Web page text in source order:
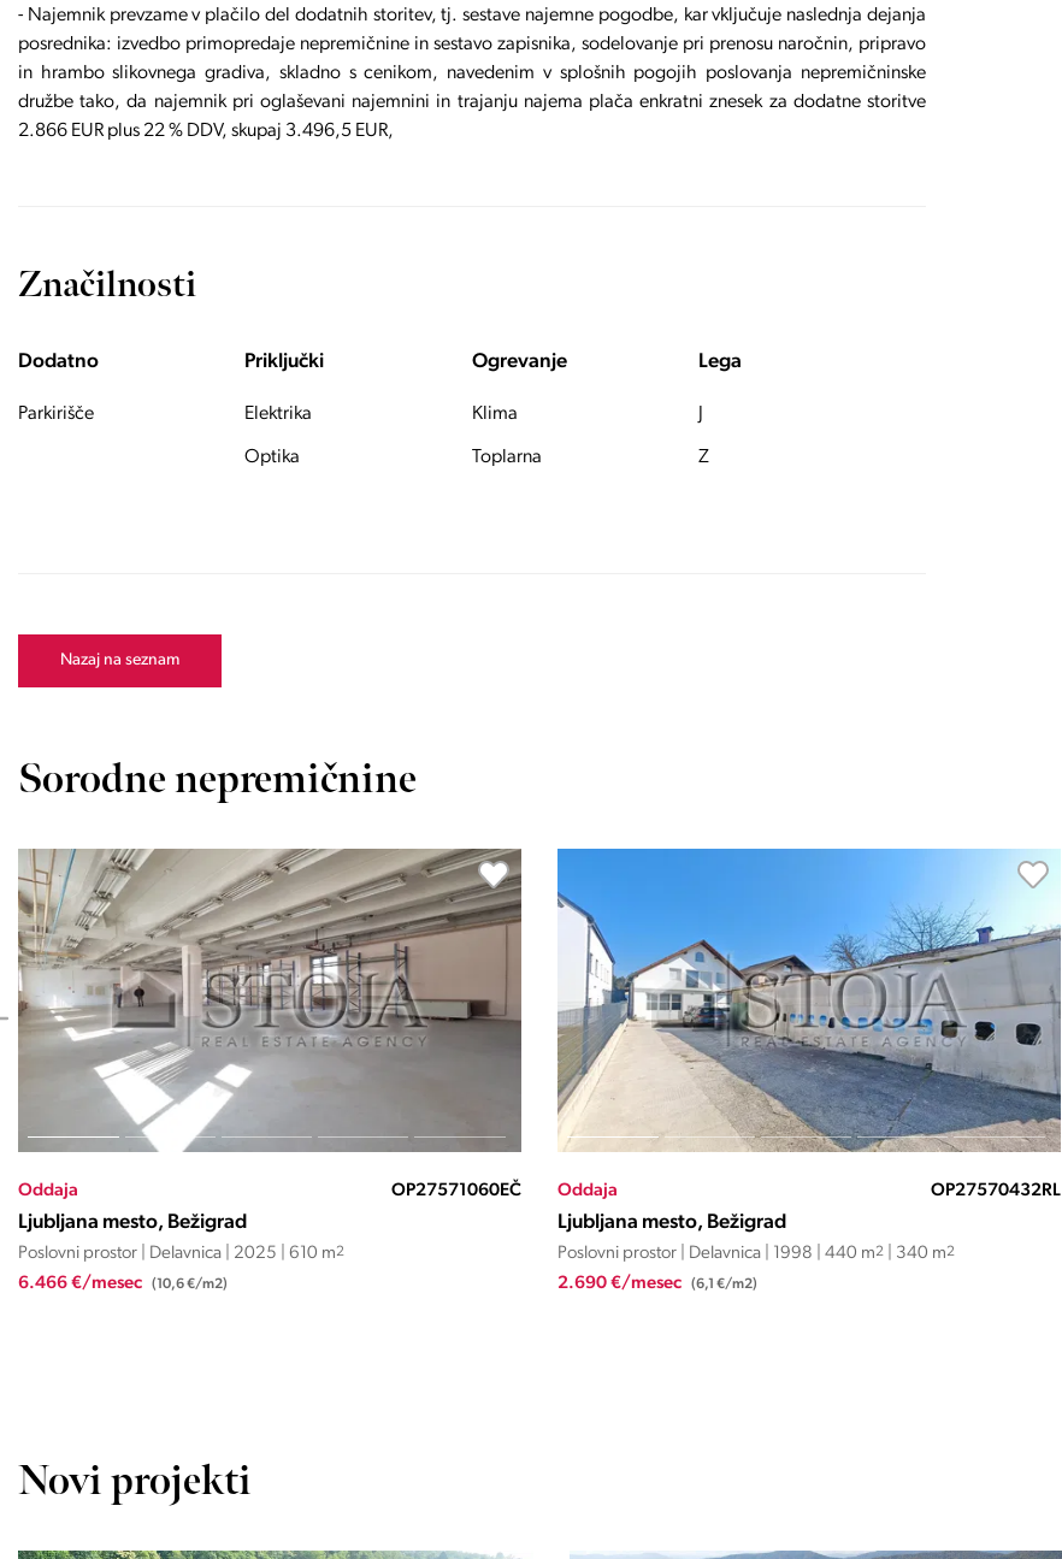
- Najemnik prevzame v plačilo del dodatnih storitev, tj. sestave najemne pogodbe, kar vključuje naslednja dejanja
posrednika: izvedbo primopredaje nepremičnine in sestavo zapisnika, sodelovanje pri prenosu naročnin, pripravo
in hrambo slikovnega gradiva, skladno s cenikom, navedenim v splošnih pogojih poslovanja nepremičninske
družbe tako, da najemnik pri oglaševani najemnini in trajanju najema plača enkratni znesek za dodatne storitve
2.866 EUR plus 22 % DDV, skupaj 3.496,5 EUR,
Značilnosti
Dodatno
Parkirišče
Priključki
Elektrika
Optika
Ogrevanje
Klima
Toplarna
Lega
Z
Nazaj na seznam
Sorodne nepremičnine
Oddaja OP27571060EČ
Ljubljana mesto, Bežigrad
Poslovni prostor | Delavnica | 2025 | 610 m2
6.466 €/mesec (10,6 €/m2)
Oddaja OP27570432RL
Ljubljana mesto, Bežigrad
Poslovni prostor | Delavnica | 1998 | 440 m2 | 340 m2
2.690 €/mesec (6,1 €/m2)
Novi projekti